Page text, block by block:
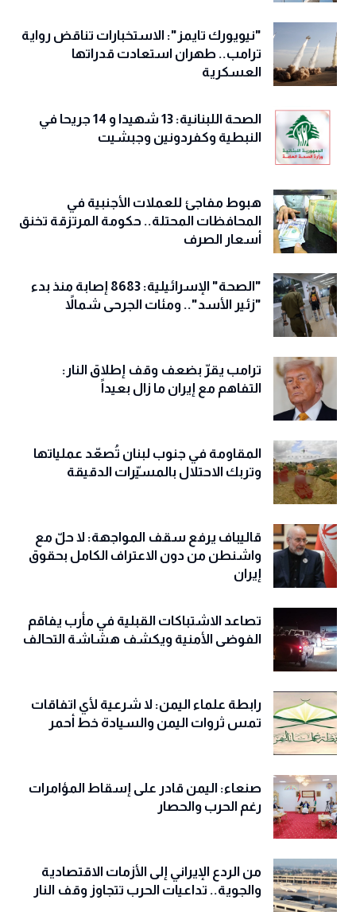
"نيويورك تايمز": الاستخبارات تناقض رواية
ترامب.. طهران استعادت قدراتها
العسكرية
الصحة اللبنانية: 13 شهيدا و 14 جريحا في
النبطية وكفردونين وجبشيت
هبوط مفاجئ للعملات الأجنبية في
المحافظات المحتلة.. حكومة المرتزقة تخنق
أسعار الصرف
"الصحة" الإسرائيلية: 8683 إصابة منذ بدء
"زئير الأسد".. ومئات الجرحى شمالاً
ترامب يقرّ بضعف وقف إطلاق النار:
التفاهم مع إيران ما زال بعيداً
المقاومة في جنوب لبنان تُصعّد عملياتها
وتربك الاحتلال بالمسيّرات الدقيقة
قاليباف يرفع سقف المواجهة: لا حلّ مع
واشنطن من دون الاعتراف الكامل بحقوق
إيران
تصاعد الاشتباكات القبلية في مأرب يفاقم
الفوضى الأمنية ويكشف هشاشة التحالف
رابطة علماء اليمن: لا شرعية لأي اتفاقات
تمس ثروات اليمن والسيادة خط أحمر
صنعاء: اليمن قادر على إسقاط المؤامرات
رغم الحرب والحصار
من الردع الإيراني إلى الأزمات الاقتصادية
والجوية.. تداعيات الحرب تتجاوز وقف النار